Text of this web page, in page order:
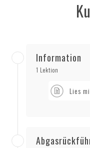
Information
1 Lektion
Lies